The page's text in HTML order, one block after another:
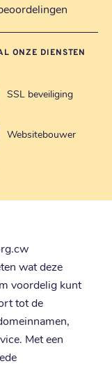
ONZE DIENSTEN
SSL beveiliging
Websitebouwer
wat deze
voordelig kunt
tot de
Met een